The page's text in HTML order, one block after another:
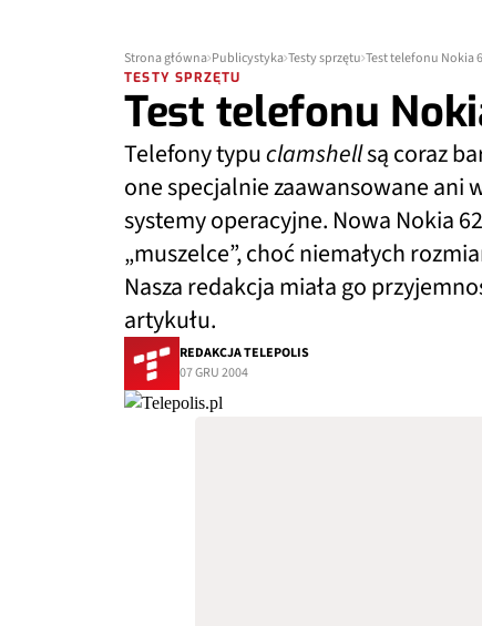
Strona główna Publicystyka Testy sprzętu Test telefonu Nokia
TESTY SPRZĘTU
Test telefonu
Telefony typuclamshellsą coraz
one specjalnie zaawansowane ani
systemy operacyjne. Nowa Nokia
„muszelce”, choć niemałych
Nasza redakcja miała go
artykułu.
REDAKCJA TELEPOLIS
07 GRU 2004